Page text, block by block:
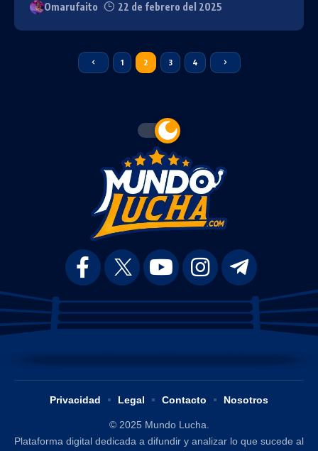
Omarufaito 22 de febrero del 2025
1 2 3 4
© 2025 Mundo Lucha.
Plataforma digital dedicada a difundir y analizar lo que sucede al
Privacidad Legal Contacto Nosotros